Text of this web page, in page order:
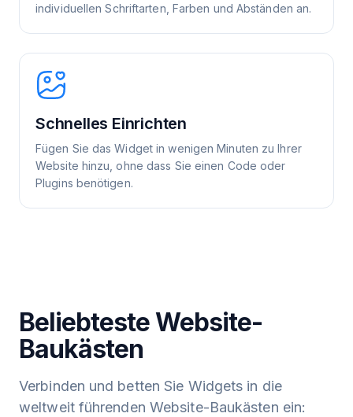
individuellen Schriftarten, Farben und Abständen an.
Schnelles Einrichten
Fügen Sie das Widget in wenigen Minuten zu Ihrer
Website hinzu, ohne dass Sie einen Code oder
Plugins benötigen.
Beliebteste Website-
Baukästen
Verbinden und betten Sie Widgets in die
weltweit führenden Website-Baukästen ein: